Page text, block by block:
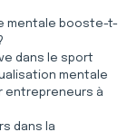
mentale booste-t-
dans le sport
mentale
entrepreneurs à
dans la